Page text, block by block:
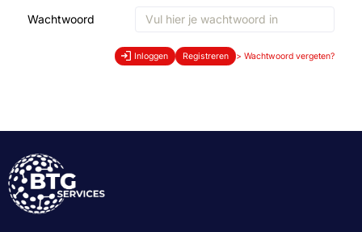
Wachtwoord
Inloggen Registreren > Wachtwoord vergeten?